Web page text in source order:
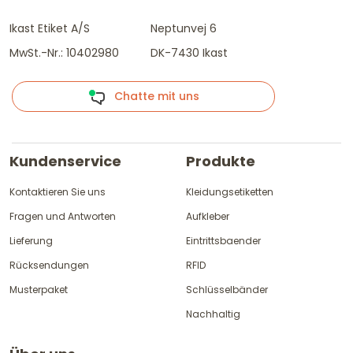
Ikast Etiket A/S
MwSt.-Nr.: 10402980
Neptunvej 6
DK-7430 Ikast
Chatte mit uns
Kundenservice
Kontaktieren Sie uns
Fragen und Antworten
Lieferung
Rücksendungen
Musterpaket
Produkte
Kleidungsetiketten
Aufkleber
Eintrittsbaender
RFID
Schlüsselbänder
Nachhaltig